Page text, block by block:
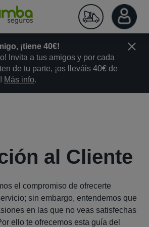
¡tiene 40€!
Invita a tus amigos y por cada
de tu parte, ¡os lleváis 40€ de
Más info.
al Cliente
el compromiso de ofrecerte
sin embargo, entendemos que
en las que no veas satisfechas
ello te ofrecemos esta guía de